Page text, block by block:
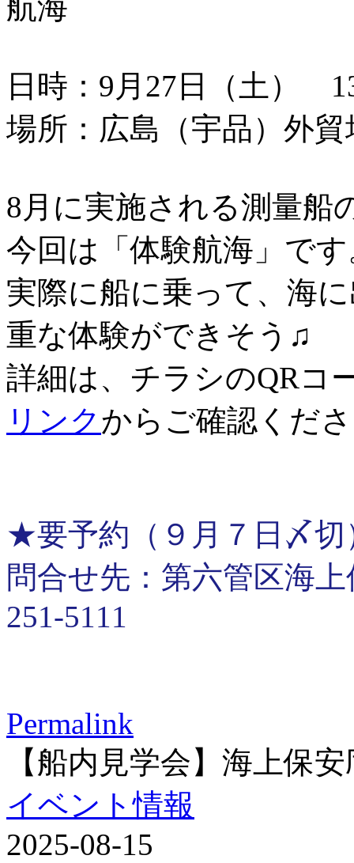
航海
日時：9月27日（土）
場所：広島（宇品）外
8月に実施される測量船
今回は「体験航海」で
実際に船に乗って、海
重な体験ができそう♫
詳細は、チラシのQRコ
リンクからご確認くだ
★要予約（９月７日〆切
問合せ先：第六管区海
251-5111
Permalink
【船内見学会】海上保
イベント情報
2025-08-15